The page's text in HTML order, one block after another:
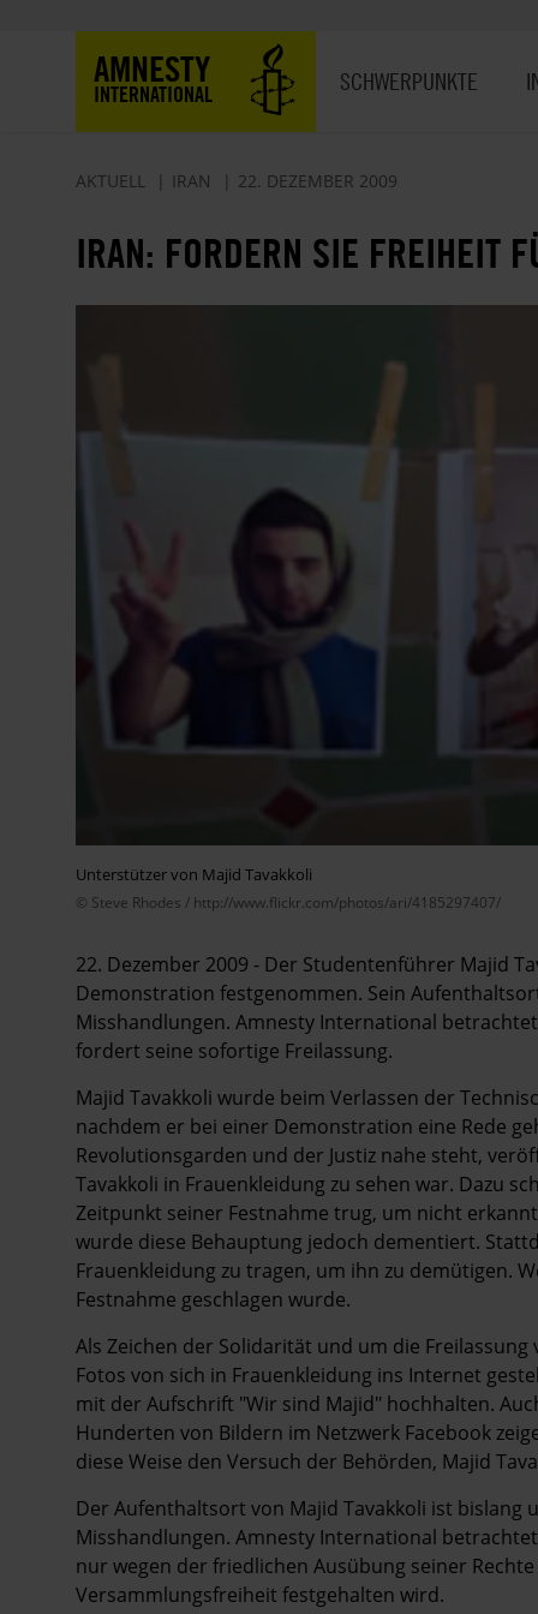
AMNESTY
INTERNATIONAL SCHWERPUNKTE
AKTUELL IRAN 22. DEZEMBER 2009
IRAN: FORDERN SIE FREIHEIT
Unterstützer von Majid Tavakkoli
© Steve Rhodes / http://www.flickr.com/photos/ari/4185297407/
22. Dezember 2009 - Der Studentenführer Majid
Demonstration festgenommen. Sein
Misshandlungen. Amnesty International
fordert seine sofortige Freilassung.
Majid Tavakkoli wurde beim Verlassen der
nachdem er bei einer Demonstration eine Rede
Revolutionsgarden und der Justiz nahe steht,
Tavakkoli in Frauenkleidung zu sehen war. Dazu
Zeitpunkt seiner Festnahme trug, um nicht
wurde diese Behauptung jedoch dementiert.
Frauenkleidung zu tragen, um ihn zu demütigen.
Festnahme geschlagen wurde.
Als Zeichen der Solidarität und um die
Fotos von sich in Frauenkleidung ins Internet
mit der Aufschrift "Wir sind Majid" hochhalten.
Hunderten von Bildern im Netzwerk Facebook
diese Weise den Versuch der Behörden, Majid
Der Aufenthaltsort von Majid Tavakkoli ist
Misshandlungen. Amnesty International
nur wegen der friedlichen Ausübung seiner
Versammlungsfreiheit festgehalten wird.